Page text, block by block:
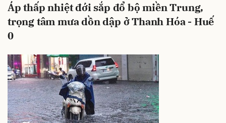
Áp thấp nhiệt đới sắp đổ bộ miền Trung,
trọng tâm mưa dồn dập ở Thanh Hóa - Huế
0